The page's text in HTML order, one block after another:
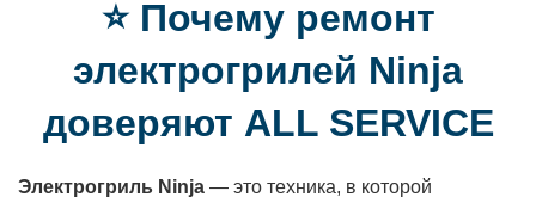
⭐ Почему ремонт
электрогрилей Ninja
доверяют ALL SERVICE
Электрогриль Ninja — это техника, в которой